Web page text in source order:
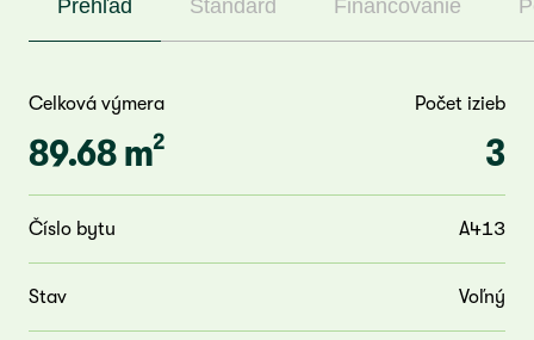
Prehľad Štandard Financovanie
Celková výmera Počet izieb
89.68 m2 3
Číslo bytu A413
Stav Voľný